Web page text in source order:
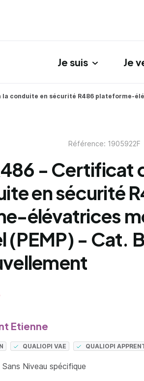
Je suis Je
conduite en sécurité R486 plateforme-
Référence: 1905922F
-
en sécurité
élévatrices
(PEMP) - Cat.
Etienne
QUALIOPI VAE QUALIOPI
Niveau spécifique